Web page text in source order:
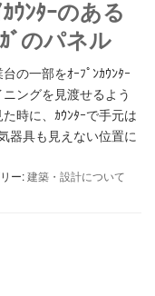
ｳﾝﾀｰのある
のパネル
の一部をｵｰﾌﾟﾝｶｳﾝﾀｰ
ングを見渡せるよう
時に、ｶｳﾝﾀｰで手元は
器具も見えない位置に
ー:建築・設計について